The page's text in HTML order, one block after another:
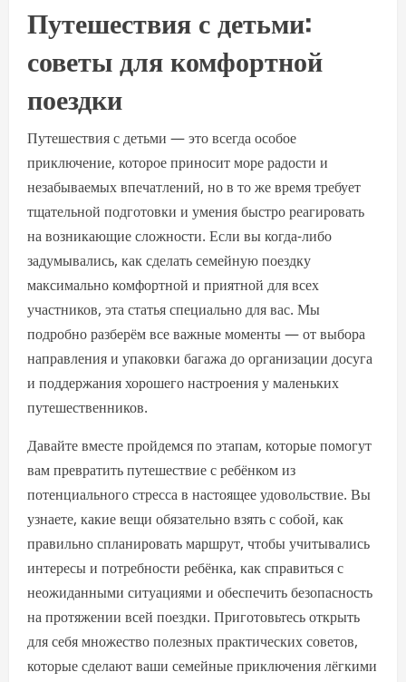
Путешествия с детьми:
советы для комфортной
поездки
Путешествия с детьми — это всегда особое
приключение, которое приносит море радости и
незабываемых впечатлений, но в то же время требует
тщательной подготовки и умения быстро реагировать
на возникающие сложности. Если вы когда-либо
задумывались, как сделать семейную поездку
максимально комфортной и приятной для всех
участников, эта статья специально для вас. Мы
подробно разберём все важные моменты — от выбора
направления и упаковки багажа до организации досуга
и поддержания хорошего настроения у маленьких
путешественников.
Давайте вместе пройдемся по этапам, которые помогут
вам превратить путешествие с ребёнком из
потенциального стресса в настоящее удовольствие. Вы
узнаете, какие вещи обязательно взять с собой, как
правильно спланировать маршрут, чтобы учитывались
интересы и потребности ребёнка, как справиться с
неожиданными ситуациями и обеспечить безопасность
на протяжении всей поездки. Приготовьтесь открыть
для себя множество полезных практических советов,
которые сделают ваши семейные приключения лёгкими